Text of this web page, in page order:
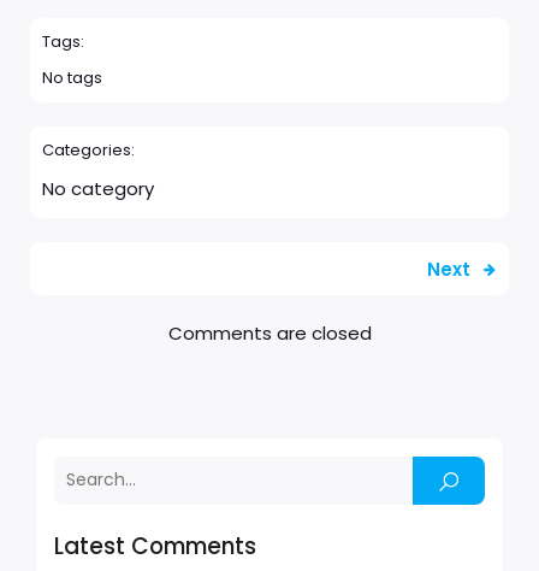
Latest Comments
Tags:
No tags
Categories:
No category
Next
Comments are closed